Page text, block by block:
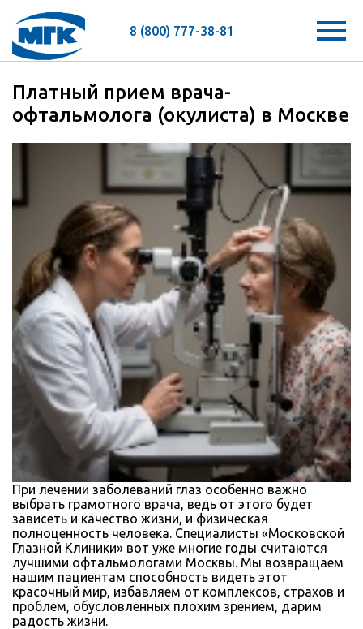
8 (800) 777-38-81
Платный прием врача-
офтальмолога (окулиста) в Москве
При лечении заболеваний глаз особенно важно
выбрать грамотного врача, ведь от этого будет
зависеть и качество жизни, и физическая
полноценность человека. Специалисты «Московской
Глазной Клиники» вот уже многие годы считаются
лучшими офтальмологами Москвы. Мы возвращаем
нашим пациентам способность видеть этот
красочный мир, избавляем от комплексов, страхов и
проблем, обусловленных плохим зрением, дарим
радость жизни.